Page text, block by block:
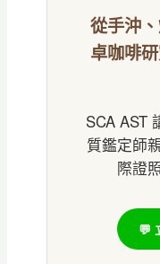
從手沖
卓咖啡
SCA AST
質鑑定師
際證
💬